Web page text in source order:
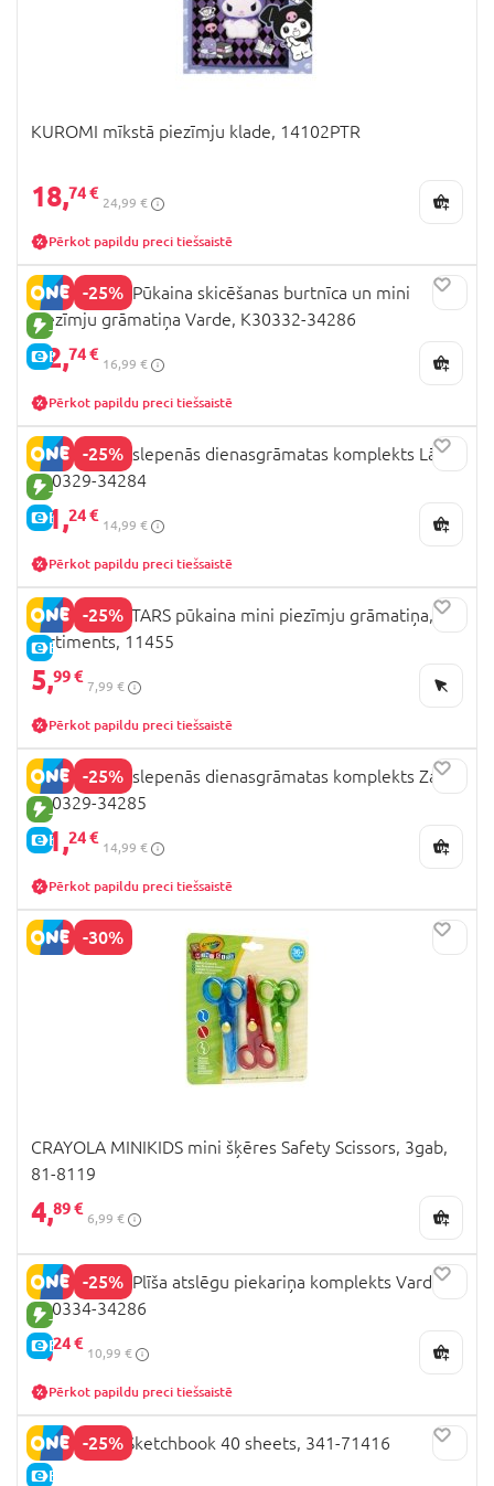
KUROMI mīkstā piezīmju klade, 14102PTR
18,74 €
24,99 €
Pērkot papildu preci tiešsaistē
-25%
JAUNA PRECE
E-CENA
DREAM POP Pūkaina skicēšanas burtnīca un mini
piezīmju grāmatiņa Varde, K30332-34286
12,74 €
16,99 €
Pērkot papildu preci tiešsaistē
-25%
JAUNA PRECE
E-CENA
DREAM POP slepenās dienasgrāmatas komplekts Lācis,
K30329-34284
11,24 €
14,99 €
Pērkot papildu preci tiešsaistē
-25%
E-CENA
NEBULOUS STARS pūkaina mini piezīmju grāmatiņa,
sortiments, 11455
5,99 €
7,99 €
Pērkot papildu preci tiešsaistē
-25%
JAUNA PRECE
E-CENA
DREAM POP slepenās dienasgrāmatas komplekts Zaķis,
K30329-34285
11,24 €
14,99 €
Pērkot papildu preci tiešsaistē
-30%
CRAYOLA MINIKIDS mini šķēres Safety Scissors, 3gab,
81-8119
4,89 €
6,99 €
-25%
JAUNA PRECE
E-CENA
DREAM POP Plīša atslēgu piekariņa komplekts Varde,
K30334-34286
8,24 €
10,99 €
Pērkot papildu preci tiešsaistē
-25%
E-CENA
FROZEN A4 Sketchbook 40 sheets, 341-71416